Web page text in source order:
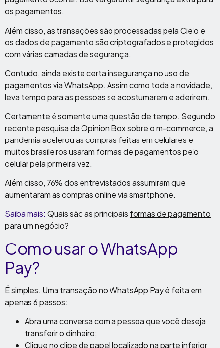
os pagamentos.
Além disso, as transações são processadas pela Cielo e
os dados de pagamento são criptografados e protegidos
com várias camadas de segurança.
Contudo, ainda existe certa insegurança no uso de
pagamentos via WhatsApp. Assim como toda a novidade,
leva tempo para as pessoas se acostumarem e aderirem.
Certamente é somente uma questão de tempo. Segundo
recente pesquisa da Opinion Box sobre o m-commerce, a
pandemia acelerou as compras feitas em celulares e
muitos brasileiros usaram formas de pagamentos pelo
celular pela primeira vez.
Além disso, 76% dos entrevistados assumiram que
aumentaram as compras online via smartphone.
Saiba mais: Quais são as principais formas de pagamento
para um negócio?
Como usar o WhatsApp
Pay?
É simples. Uma transação no WhatsApp Pay é feita em
apenas 6 passos:
Abra uma conversa com a pessoa que você deseja
transferir o dinheiro;
Clique no clipe de papel localizado na parte inferior